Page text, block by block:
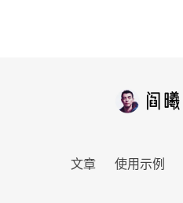
文章 使用示例